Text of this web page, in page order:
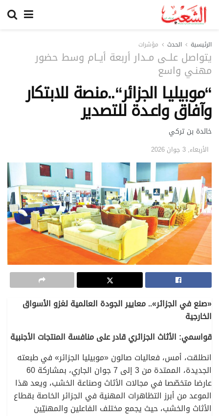
الرئيسية الحدث مؤشرات
يتواصل علــى مــدار أربعة أيــام وسط حضور
مهنـي واسع
“موبيليـا الجزائر“..منصة للابتكار
وآفاق واعـدة للتصدير
خالدة بن تركي
الأربعاء, 3 جوان 2026
«صنع في الجزائر».. معايير الجودة العالمية لغزو الأسواق
الخارجية
قواسمي: الأثاث الجزائري قادر على منافسة المنتجات الأجنبية
انطلقت، أمس، فعاليات صالون «موبيليا الجزائر» في طبعته
الجديدة، الممتدة من 3 إلى 7 جوان الجاري، بمشاركة 60
عارضا متخصّصا في مجالات الأثاث وصناعة الخشب، ويعد هذا
الموعد من أبرز التظاهرات المهنية في الجزائر الخاصة بقطاع
الأثاث والخشب، حيث يجمع مختلف الفاعلين والمهنيّين